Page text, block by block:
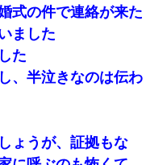
知らんわｗどうせ死ぬなら
ｗ
式の件で連絡が来た
ました
た
、半泣きなのは伝わ
ょうが、証拠もな